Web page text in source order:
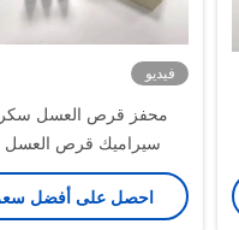
فيديو
محفز قرص العسل
سيراميك قرص العسل
احصل على أفضل